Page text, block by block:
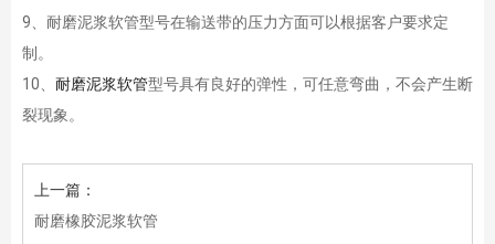
9、耐磨泥浆软管型号在输送带的压力方面可以根据客户要求定
制。
10、 耐磨泥浆软管型号具有良好的弹性，可任意弯曲，不会产生断
裂现象。
上一篇：
耐磨橡胶泥浆软管